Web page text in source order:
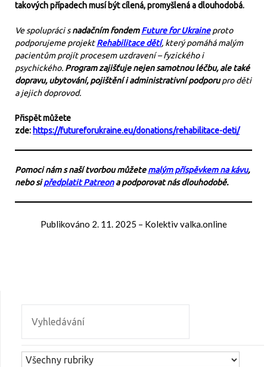
takových případech musí být cílená, promyšlená a dlouhodobá.
Ve spolupráci snadačním fondemFuture for Ukraineproto
podporujeme projektRehabilitace dětí, který pomáhá malým
pacientům projít procesem uzdravení – fyzického i
psychického. Program zajišťuje nejen samotnou léčbu, ale také
dopravu, ubytování, pojištění i administrativní podporupro děti
a jejich doprovod.
Přispět můžete
zde: https://futureforukraine.eu/donations/rehabilitace-deti/
Pomoci nám s naší tvorbou můžetemalým příspěvkem na kávu,
nebo sipředplatit Patreona podporovat nás dlouhodobě.
Publikováno 2. 11. 2025 – Kolektiv valka.online